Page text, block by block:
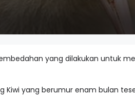
yang dilakukan untuk
Kiwi yang berumur enam bulan